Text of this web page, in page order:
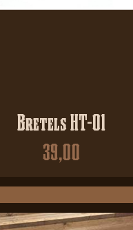
Bretels HT-01
39,00